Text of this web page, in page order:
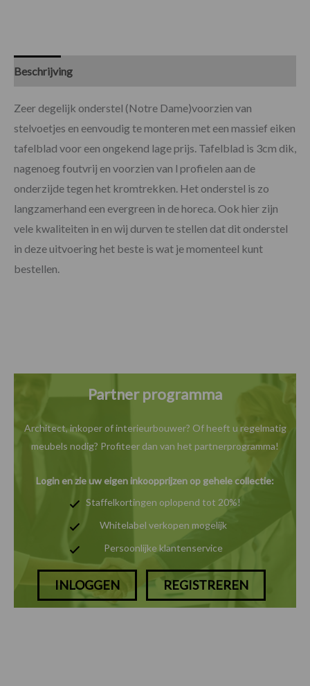
Beschrijving
Zeer degelijk onderstel (Notre Dame)voorzien van
stelvoetjes en eenvoudig te monteren met een massief eiken
tafelblad voor een ongekend lage prijs. Tafelblad is 3cm dik,
nagenoeg foutvrij en voorzien van l profielen aan de
onderzijde tegen het kromtrekken. Het onderstel is zo
langzamerhand een evergreen in de horeca. Ook hier zijn
vele kwaliteiten in en wij durven te stellen dat dit onderstel
in deze uitvoering het beste is wat je momenteel kunt
bestellen.
Partner programma
Architect, inkoper of interieurbouwer? Of heeft u regelmatig
meubels nodig? Profiteer dan van het partnerprogramma!
Login en zie uw eigen inkoopprijzen op gehele collectie:
Staffelkortingen oplopend tot 20%!
Whitelabel verkopen mogelijk
Persoonlijke klantenservice
INLOGGEN REGISTREREN